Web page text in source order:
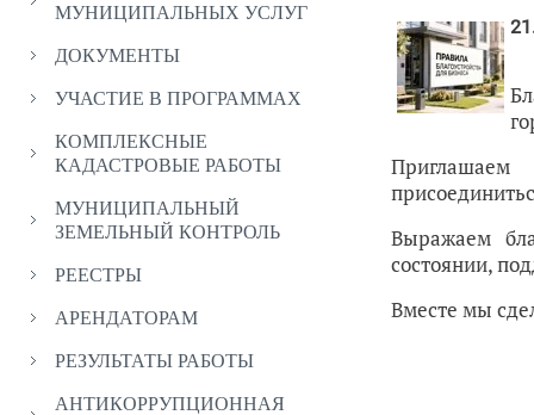
МУНИЦИПАЛЬНЫХ УСЛУГ
ДОКУМЕНТЫ
УЧАСТИЕ В ПРОГРАММАХ
КОМПЛЕКСНЫЕ
КАДАСТРОВЫЕ РАБОТЫ
МУНИЦИПАЛЬНЫЙ
ЗЕМЕЛЬНЫЙ КОНТРОЛЬ
РЕЕСТРЫ
АРЕНДАТОРАМ
РЕЗУЛЬТАТЫ РАБОТЫ
АНТИКОРРУПЦИОННАЯ
Приглашаем
Выражаем
состоянии,
Вместе мы